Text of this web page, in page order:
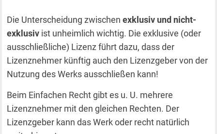
Die Unterscheidung zwischenexklusiv und nicht-
exklusiv ist unheimlich wichtig. Die exklusive (oder
ausschließliche) Lizenz führt dazu, dass der
Lizenznehmer künftig auch den Lizenzgeber von der
Nutzung des Werks ausschließen kann!
Beim Einfachen Recht gibt es u. U. mehrere
Lizenznehmer mit den gleichen Rechten. Der
Lizenzgeber kann das Werk oder recht natürlich